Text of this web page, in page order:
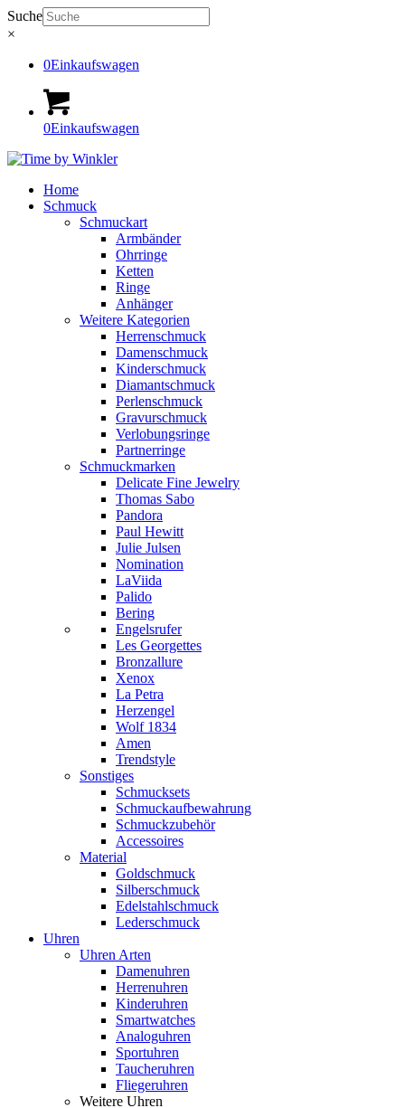
Suche
×
0Einkaufswagen
0Einkaufswagen
Home
Schmuck
Schmuckart
Armbänder
Ohrringe
Ketten
Ringe
Anhänger
Weitere Kategorien
Herrenschmuck
Damenschmuck
Kinderschmuck
Diamantschmuck
Perlenschmuck
Gravurschmuck
Verlobungsringe
Partnerringe
Schmuckmarken
Delicate Fine Jewelry
Thomas Sabo
Pandora
Paul Hewitt
Julie Julsen
Nomination
LaViida
Palido
Bering
Engelsrufer
Les Georgettes
Bronzallure
Xenox
La Petra
Herzengel
Wolf 1834
Amen
Trendstyle
Sonstiges
Schmucksets
Schmuckaufbewahrung
Schmuckzubehör
Accessoires
Material
Goldschmuck
Silberschmuck
Edelstahlschmuck
Lederschmuck
Uhren
Uhren Arten
Damenuhren
Herrenuhren
Kinderuhren
Smartwatches
Analoguhren
Sportuhren
Taucheruhren
Fliegeruhren
Weitere Uhren